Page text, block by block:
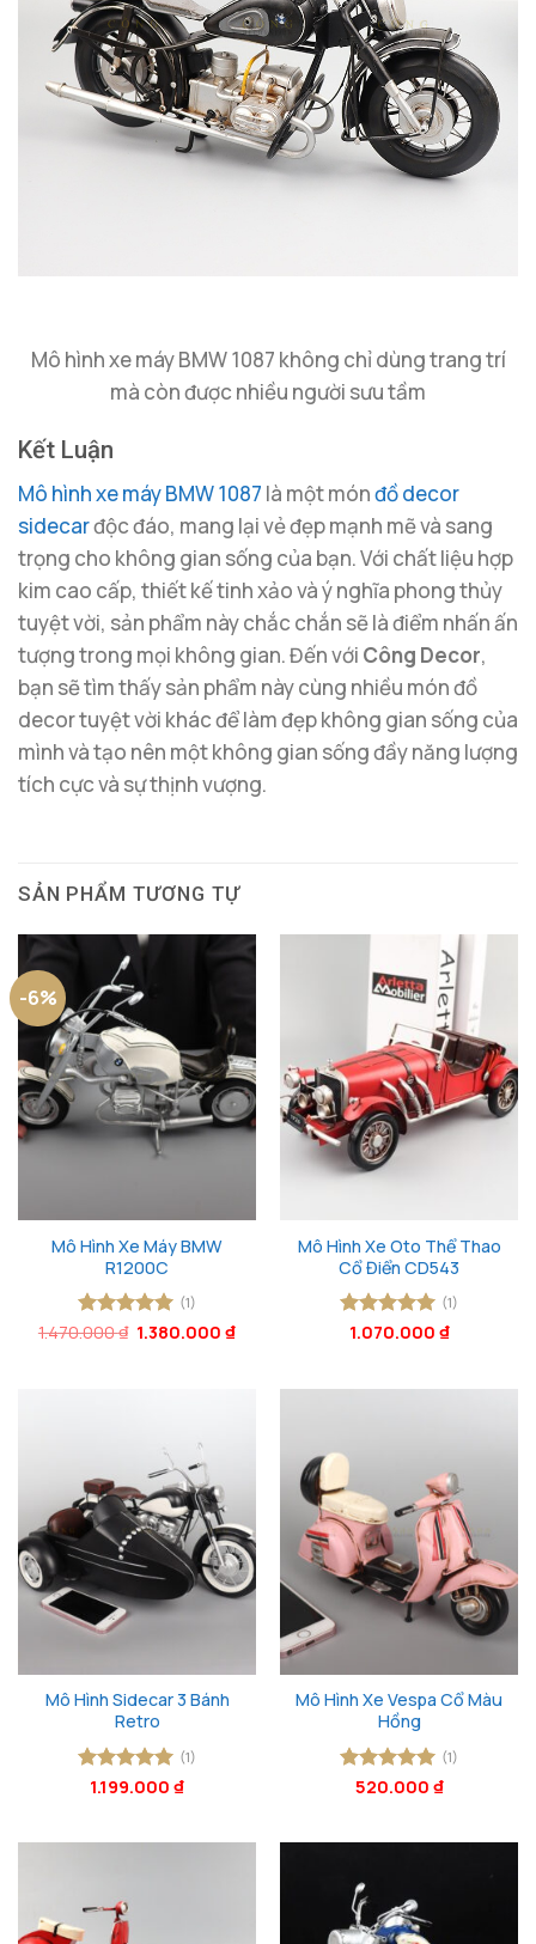
Mô hình xe máy BMW 1087 không chỉ dùng trang trí
mà còn được nhiều người sưu tầm
Kết Luận
Mô hình xe máy BMW 1087 là một mónđồ decor
sidecarđộc đáo, mang lại vẻ đẹp mạnh mẽ và sang
trọng cho không gian sống của bạn. Với chất liệu hợp
kim cao cấp, thiết kế tinh xảo và ý nghĩa phong thủy
tuyệt vời, sản phẩm này chắc chắn sẽ là điểm nhấn ấn
tượng trong mọi không gian. Đến với Công Decor,
bạn sẽ tìm thấy sản phẩm này cùng nhiều món đồ
decor tuyệt vời khác để làm đẹp không gian sống của
mình và tạo nên một không gian sống đầy năng lượng
tích cực và sự thịnh vượng.
SẢN PHẨM TƯƠNG TỰ
-6%
Mô Hình Xe Máy BMW
R1200C
Được xếp
(1)
1.470.000₫ Giá
1.380.000₫Giá
Mô Hình Xe Oto Thể Thao
Cổ Điển CD543
Được xếp
(1)
1.070.000 ₫
Mô Hình Sidecar 3 Bánh
Retro
Được xếp
(1)
1.199.000 ₫
Mô Hình Xe Vespa Cổ Màu
Hồng
Được xếp
(1)
520.000 ₫